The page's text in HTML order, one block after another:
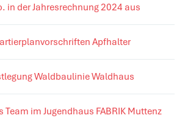
in der Jahresrechnung 2024 aus
Apfhalter
Waldbaulinie Waldhaus
Team im Jugendhaus FABRIK Muttenz